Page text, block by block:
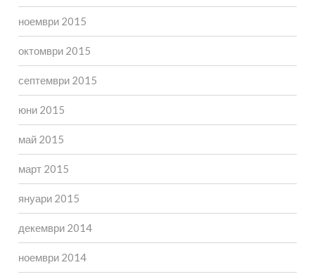
ноември 2015
октомври 2015
септември 2015
юни 2015
май 2015
март 2015
януари 2015
декември 2014
ноември 2014